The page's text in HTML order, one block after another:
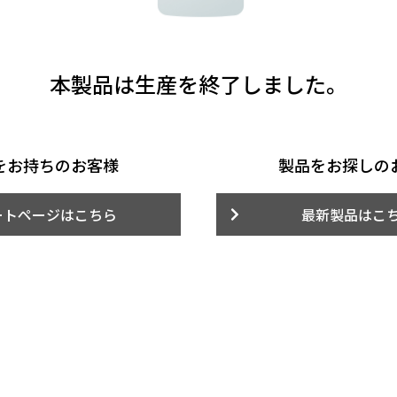
本製品は生産を終了しました。
お持ちのお客様
ページはこちら
製品をお探しの
最新製品はこ